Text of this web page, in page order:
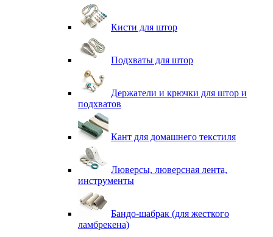
Кисти для штор
Подхваты для штор
Держатели и крючки для штор и
подхватов
Кант для домашнего текстиля
Люверсы, люверсная лента,
инструменты
Бандо-шабрак (для жесткого
ламбрекена)